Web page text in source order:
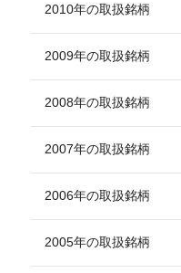
2010年の取扱銘柄
2009年の取扱銘柄
2008年の取扱銘柄
2007年の取扱銘柄
2006年の取扱銘柄
2005年の取扱銘柄